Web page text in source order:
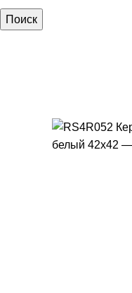
Поиск